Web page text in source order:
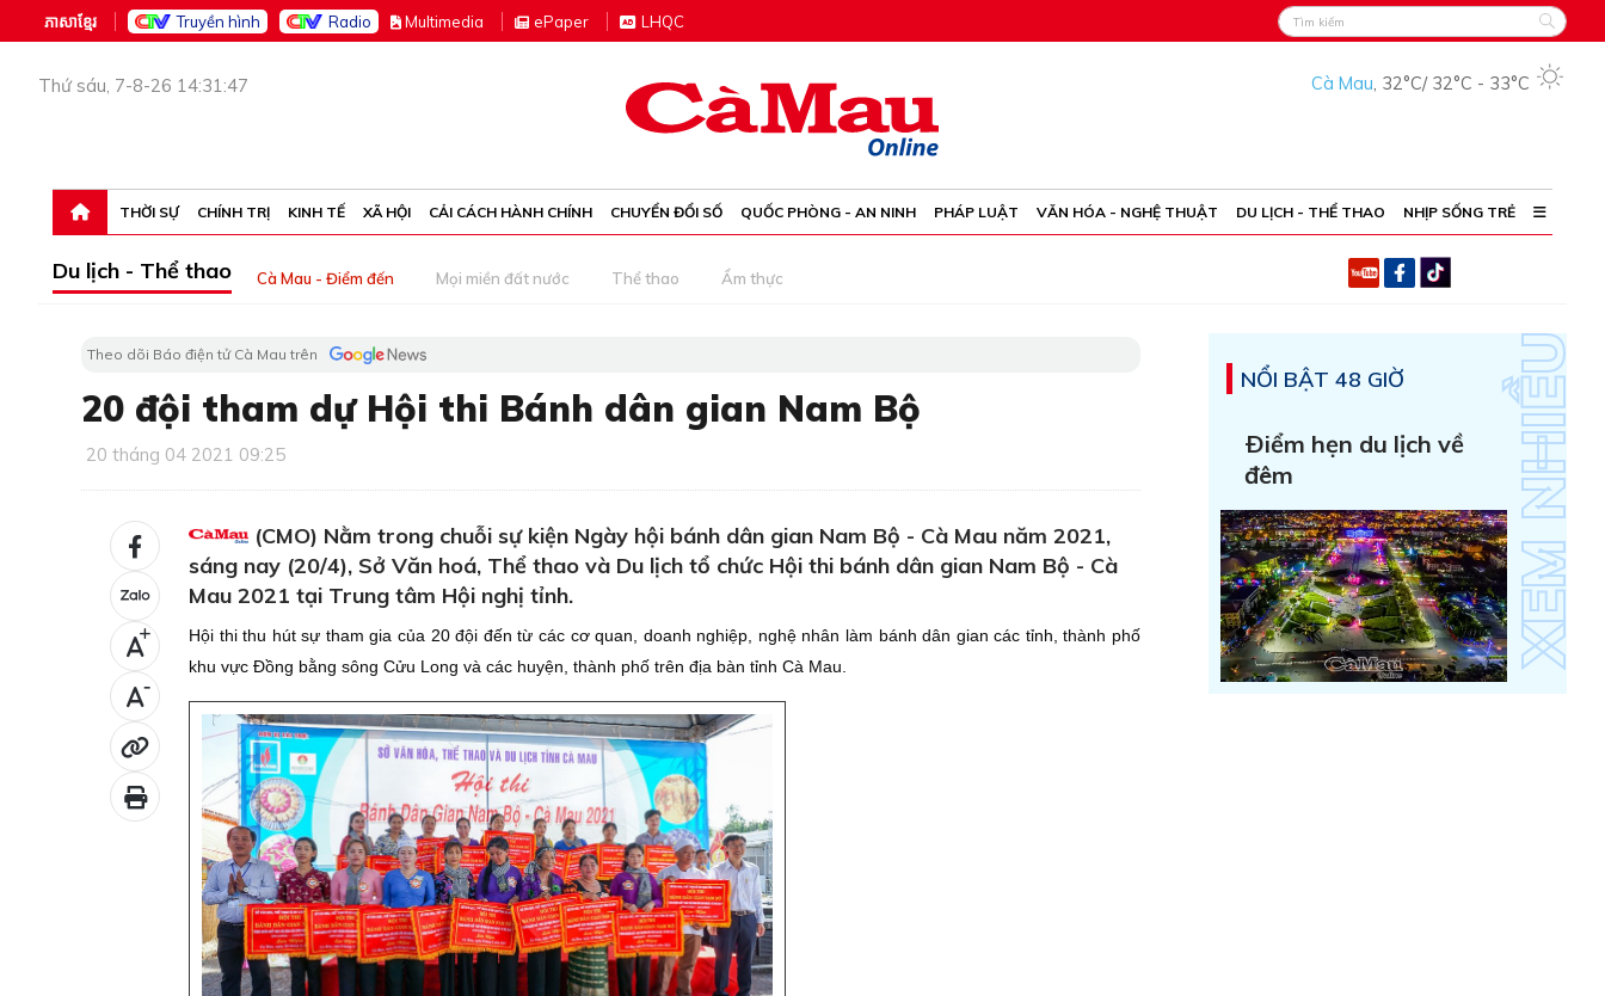
ភាសាខ្មែរ Truyền hình Radio Multimedia ePaper LHQC
Thứ sáu, 7-8-26 14:31:47 Cà Mau, 32°C/ 32°C - 33°C
THỜI SỰ CHÍNH TRỊ KINH TẾ XÃ HỘI CẢI CÁCH HÀNH CHÍNH CHUYỂN ĐỔI SỐ QUỐC PHÒNG - AN NINH PHÁP LUẬT VĂN HÓA - NGHỆ THUẬT DU LỊCH - THỂ THAO NHỊP SỐNG TRẺ
Du lịch - Thể thao Cà Mau - Điểm đến Mọi miền đất nước Thể thao Ẩm thực
Theo dõi Báo điện tử Cà Mau trên
20 đội tham dự Hội thi Bánh dân gian Nam Bộ
20 tháng 04 2021 09:25
+
-
(CMO) Nằm trong chuỗi sự kiện Ngày hội bánh dân gian Nam Bộ - Cà Mau năm 2021,
sáng nay (20/4), Sở Văn hoá, Thể thao và Du lịch tổ chức Hội thi bánh dân gian Nam Bộ - Cà
Mau 2021 tại Trung tâm Hội nghị tỉnh.
Hội thi thu hút sự tham gia của 20 đội đến từ các cơ quan, doanh nghiệp, nghệ nhân làm bánh dân gian các tỉnh, thành phố
khu vực Đồng bằng sông Cửu Long và các huyện, thành phố trên địa bàn tỉnh Cà Mau.
NỔI BẬT 48 GIỜ
Ðiểm hẹn du lịch về
đêm